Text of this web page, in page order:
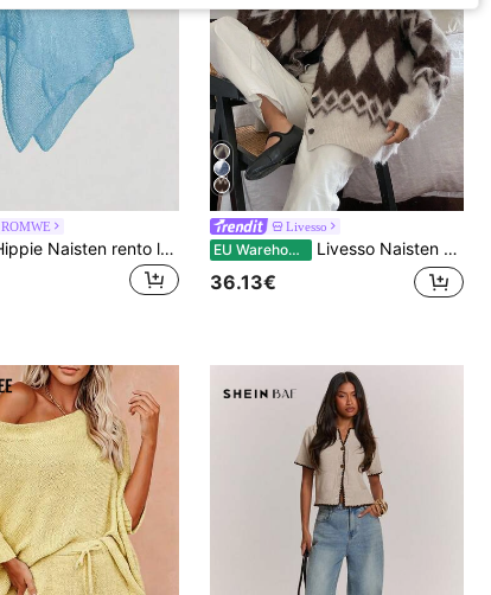
ROMWE
ROMWE Hippie Naisten rento laiska ontto neulepaita rantalomalle
Livesso
EU Warehouse Livesso Naisten väljä, geometrisella kuviolla varustettu paksuneuletakki, sopii syksyyn ja talveen toimistokäyttöön, uuteen vuoteen ja jouluun
36.13€